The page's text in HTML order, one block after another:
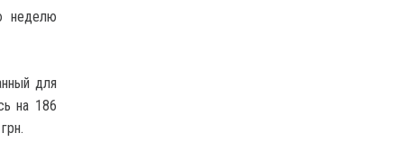
неделю
для
на 186